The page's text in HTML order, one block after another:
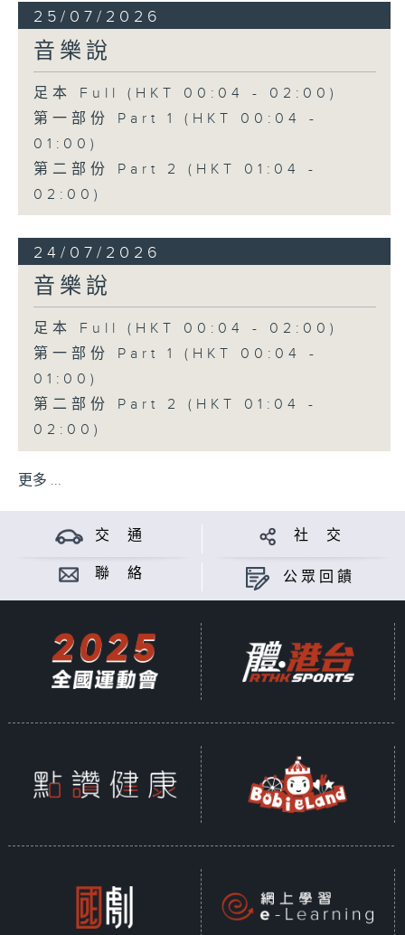
25/07/2026
音樂說
足本 Full (HKT 00:04 - 02:00)
第一部份 Part 1 (HKT 00:04 -
01:00)
第二部份 Part 2 (HKT 01:04 -
02:00)
24/07/2026
音樂說
足本 Full (HKT 00:04 - 02:00)
第一部份 Part 1 (HKT 00:04 -
01:00)
第二部份 Part 2 (HKT 01:04 -
02:00)
更多 ...
交 通 社 交
聯 絡 公眾回饋